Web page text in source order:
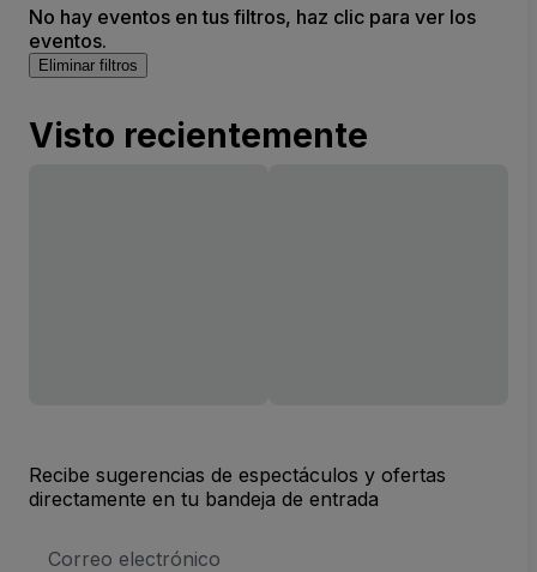
No hay eventos en tus filtros, haz clic para ver los
eventos.
Eliminar filtros
Visto recientemente
Recibe sugerencias de espectáculos y ofertas
directamente en tu bandeja de entrada
de